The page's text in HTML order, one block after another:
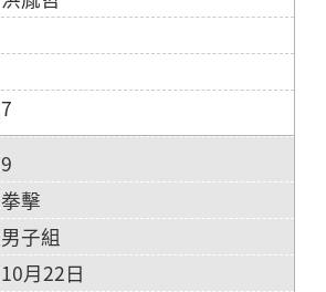
7
9
拳擊
男子組
10月22日